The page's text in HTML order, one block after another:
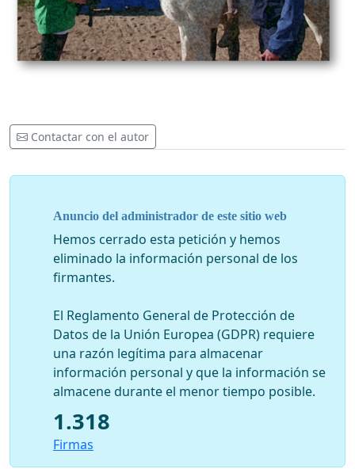
Contactar con el autor
Anuncio del administrador de este sitio web
Hemos cerrado esta petición y hemos
eliminado la información personal de los
firmantes.
El Reglamento General de Protección de
Datos de la Unión Europea (GDPR) requiere
una razón legítima para almacenar
información personal y que la información se
almacene durante el menor tiempo posible.
1.318
Firmas